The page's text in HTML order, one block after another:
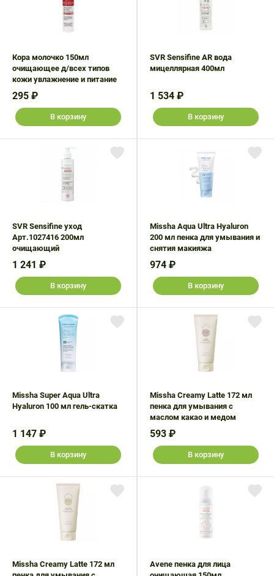
Кора молочко 150мл
очищающее д/всех типов
кожи увлажнение и питание
295 ₽
В корзину
SVR Sensifine AR вода
мицеллярная 400мл
1 534 ₽
В корзину
SVR Sensifine уход
Арт.1027416 200мл
очищающий
1 241 ₽
В корзину
Missha Aqua Ultra Hyaluron
200 мл пенка для умывания и
снятия макияжа
974 ₽
В корзину
Missha Super Aqua Ultra
Hyaluron 100 мл гель-скатка
1 147 ₽
В корзину
Missha Creamy Latte 172 мл
пенка для умывания с
маслом какао и медом
593 ₽
В корзину
Missha Creamy Latte 172 мл
Avene пенка для лица